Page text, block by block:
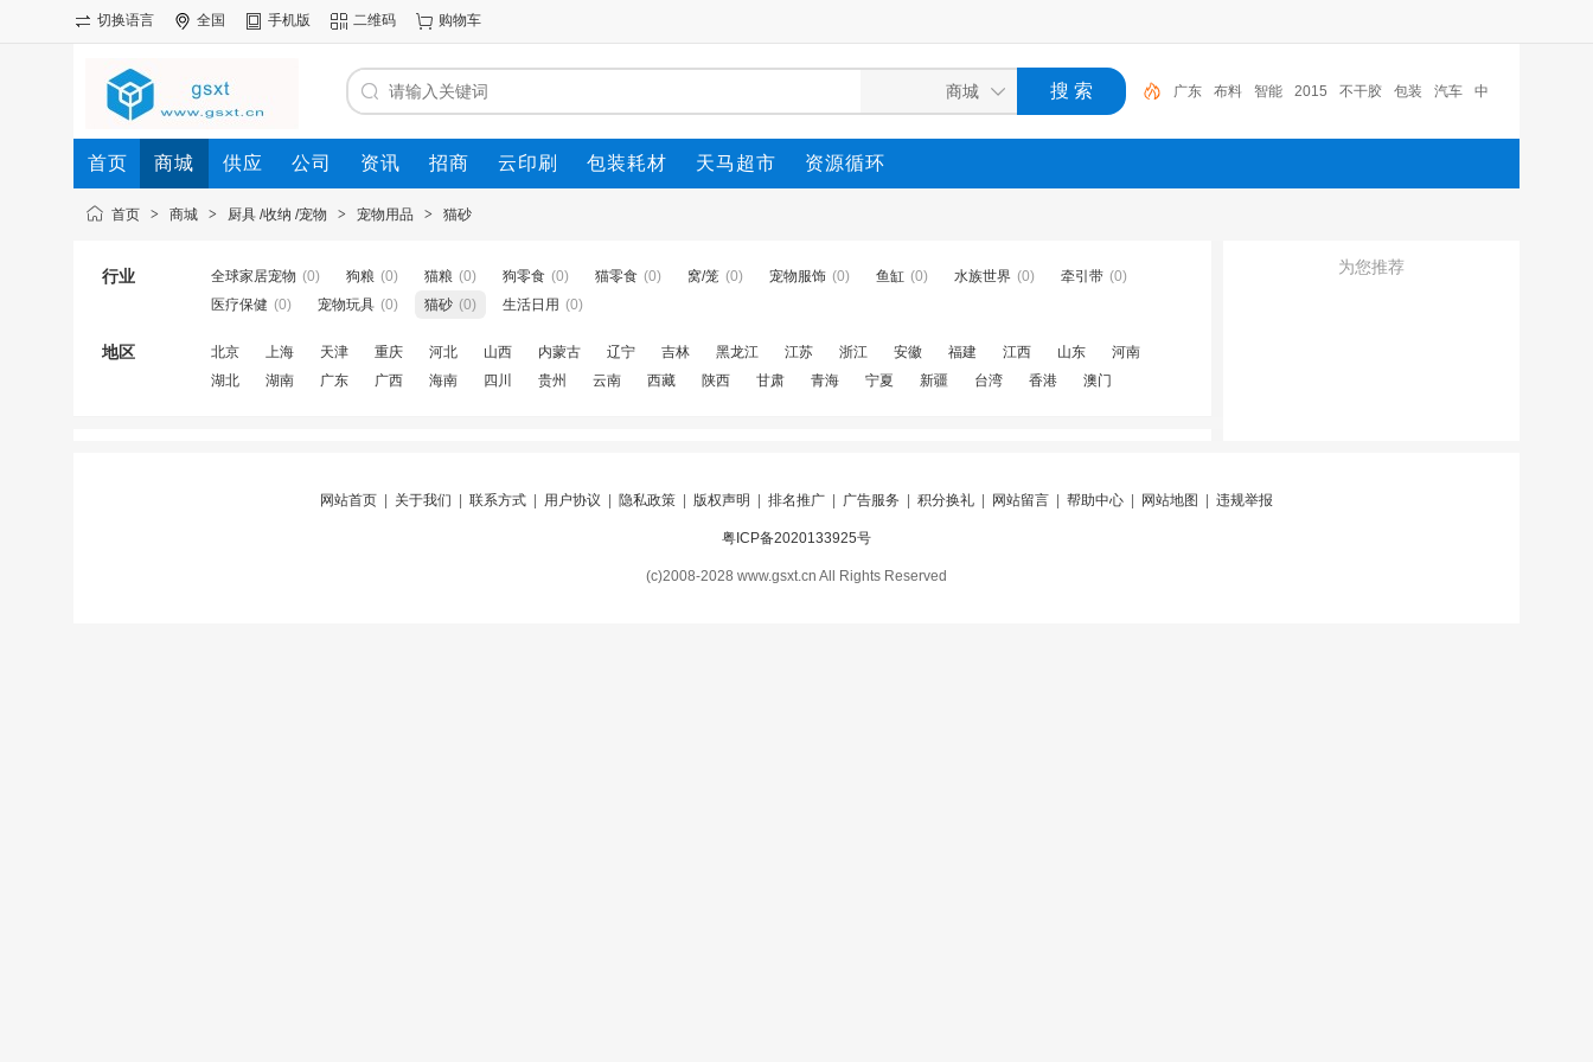
切换语言 全国 手机版 二维码 购物车
广东 布料 智能 2015 不干胶 包装 汽车 中
色塑料涂膜包装条 深圳市
首页 商城 供应 公司 资讯 招商 云印刷 包装耗材 天马超市 资源循环
首页 > 商城 > 厨具 /收纳 /宠物 > 宠物用品 > 猫砂
行业 全球家居宠物 (0) 狗粮 (0) 猫粮 (0) 狗零食 (0) 猫零食 (0) 窝/笼 (0) 宠物服饰 (0) 鱼缸 (0) 水族世界 (0) 牵引带 (0)
医疗保健 (0) 宠物玩具 (0) 猫砂 (0) 生活日用 (0)
地区 北京 上海 天津 重庆 河北 山西 内蒙古 辽宁 吉林 黑龙江 江苏 浙江 安徽 福建 江西 山东
河南
湖北
湖南 广东 广西 海南 四川 贵州 云南 西藏 陕西 甘肃 青海 宁夏 新疆 台湾 香港 澳门
为您推荐
网站首页 关于我们 联系方式 用户协议 隐私政策 版权声明 排名推广 广告服务 积分换礼 网站留言 帮助中心 网站地图 违规举报
粤ICP备2020133925号
(c)2008-2028 www.gsxt.cn All Rights Reserved